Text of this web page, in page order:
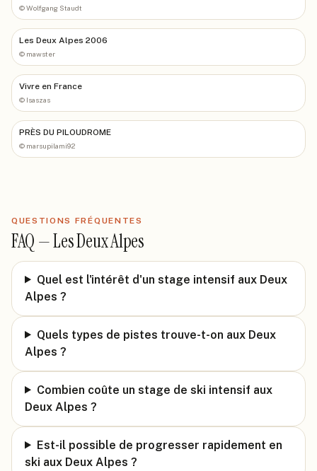
©Wolfgang Staudt
Les Deux Alpes 2006
© mawster
Vivre en France
© Isaszas
PRÈS DU PILOUDROME
© marsupilami92
QUESTIONS FRÉQUENTES
FAQ —Les Deux Alpes
Quel est l'intérêt d'un stage intensif aux Deux
Alpes ?
Quels types de pistes trouve-t-on aux Deux
Alpes ?
Combien coûte un stage de ski intensif aux
Deux Alpes ?
Est-il possible de progresser rapidement en
ski aux Deux Alpes ?